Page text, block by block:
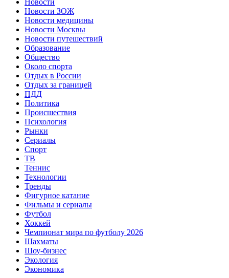
Новости ЗОЖ
Новости медицины
Новости Москвы
Новости путешествий
Образование
Общество
Около спорта
Отдых в России
Отдых за границей
ПДД
Политика
Происшествия
Психология
Рынки
Сериалы
Спорт
ТВ
Теннис
Технологии
Тренды
Фигурное катание
Фильмы и сериалы
Футбол
Хоккей
Чемпионат мира по футболу 2026
Шахматы
Шоу-бизнес
Экология
Экономика